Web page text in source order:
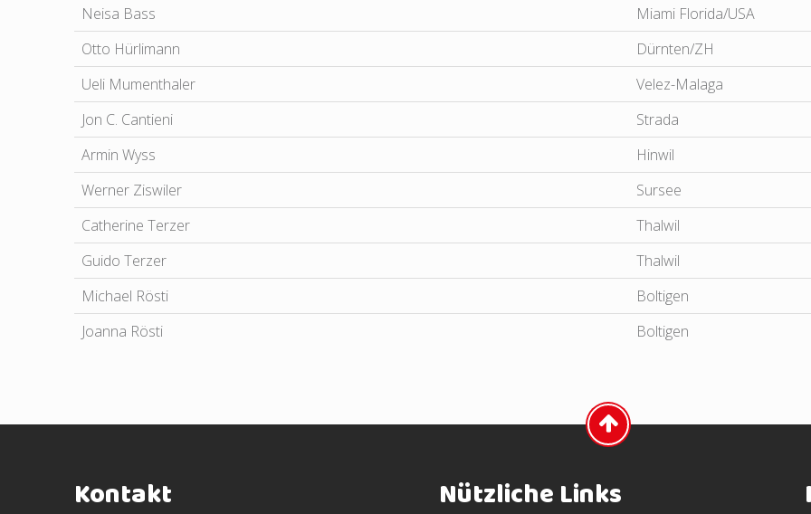
Neisa Bass
Miami Florida/USA
Otto Hürlimann
Dürnten/ZH
Ueli Mumenthaler
Velez-Malaga
Jon C. Cantieni
Strada
Armin Wyss
Hinwil
Werner Ziswiler
Sursee
Catherine Terzer
Thalwil
Guido Terzer
Thalwil
Michael Rösti
Boltigen
Joanna Rösti
Boltigen
Kontakt Nützliche Links